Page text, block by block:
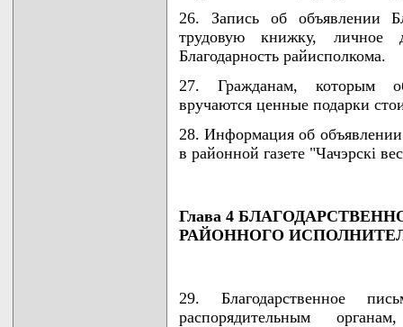
26. Запись об объявлении
трудовую книжку, личное
Благодарность райисполкома.
27. Гражданам, которым
вручаются ценные подарки
28. Информация об объявлении
в районной газете "Чачэрскi
Глава 4
РАЙОННОГО
29. Благодарственное
распорядительным